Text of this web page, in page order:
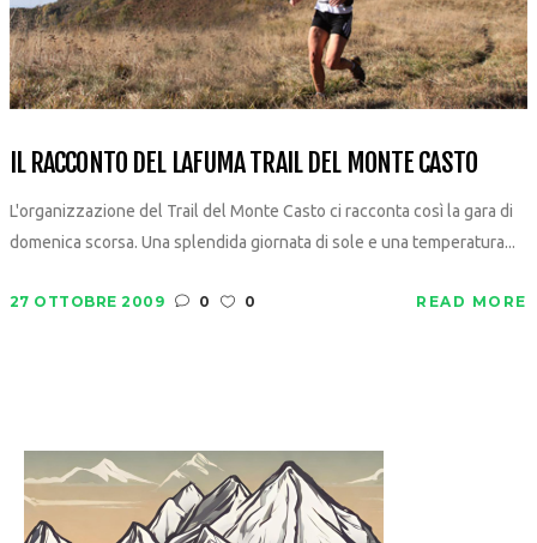
IL RACCONTO DEL LAFUMA TRAIL DEL MONTE CASTO
L'organizzazione del Trail del Monte Casto ci racconta così la gara di
domenica scorsa. Una splendida giornata di sole e una temperatura...
27 OTTOBRE 2009 0 0 READ MORE